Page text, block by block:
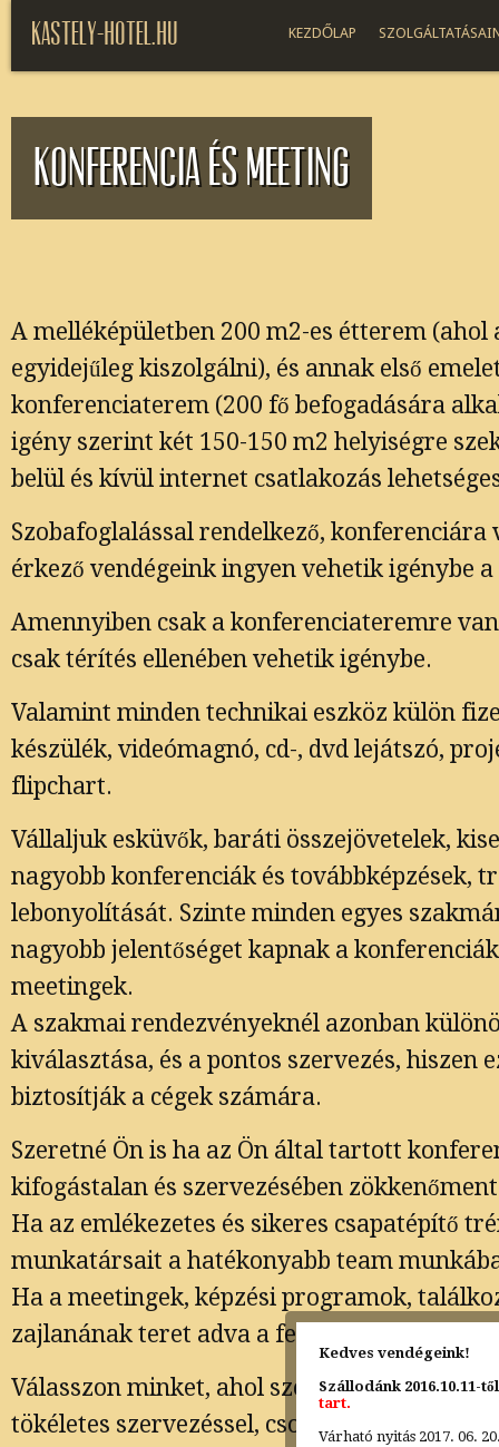
kastely-Hotel.hu KEZDŐLAP
Konferencia és meeting
A melléképületben 200 m2-es étterem
egyidejűleg kiszolgálni), és annak első
konferenciaterem (200 fő befogadására
igény szerint két 150-150 m2 helyiségre
belül és kívül internet csatlakozás
Szobafoglalással rendelkező,
érkező vendégeink ingyen vehetik igénybe
Amennyiben csak a konferenciateremre
csak térítés ellenében vehetik igénybe.
Valamint minden technikai eszköz külön
készülék, videómagnó, cd-, dvd lejátszó,
flipchart.
Vállaljuk esküvők, baráti összejövetelek,
nagyobb konferenciák és továbbképzések,
lebonyolítását. Szinte minden egyes
nagyobb jelentőséget kapnak a
meetingek.
A szakmai rendezvényeknél azonban
kiválasztása, és a pontos szervezés, hiszen
biztosítják a cégek számára.
Szeretné Ön is ha az Ön által tartott
kifogástalan és szervezésében
Ha az emlékezetes és sikeres csapatépítő
munkatársait a hatékonyabb team
Ha a meetingek, képzési programok,
zajlanának teret adva a fejlődésnek?
Válasszon minket, ahol személyre szabott
tökéletes szervezéssel, csodálatos
Kedves vendégeink!
Szállodánk 2016.10.11-
tart.
Várható nyitás 2017. 06.